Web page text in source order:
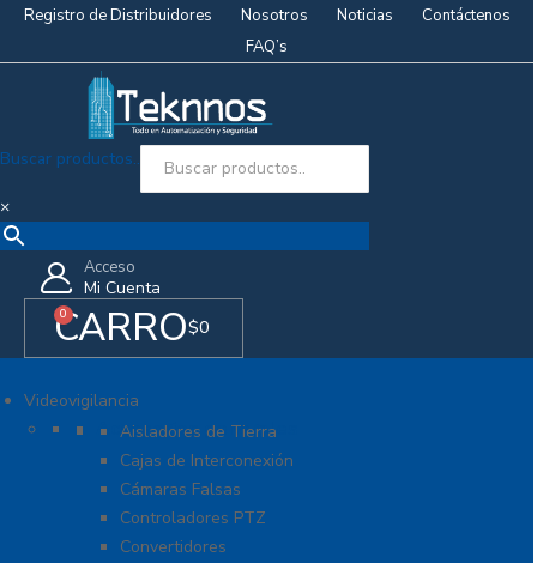
Registro de Distribuidores Nosotros Noticias
Contáctenos
FAQ’s
Buscar productos..
×
Acceso
Mi Cuenta
$0
0
CARRO
Videovigilancia
Accesorios generales
Aisladores de Tierra
Cajas de Interconexión
Cámaras Falsas
Controladores PTZ
Convertidores